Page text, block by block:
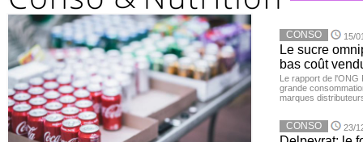
CONSO 15/
Le sucre
bas coût
Le rapport de l'ONG
grande
marques
CONSO 23/